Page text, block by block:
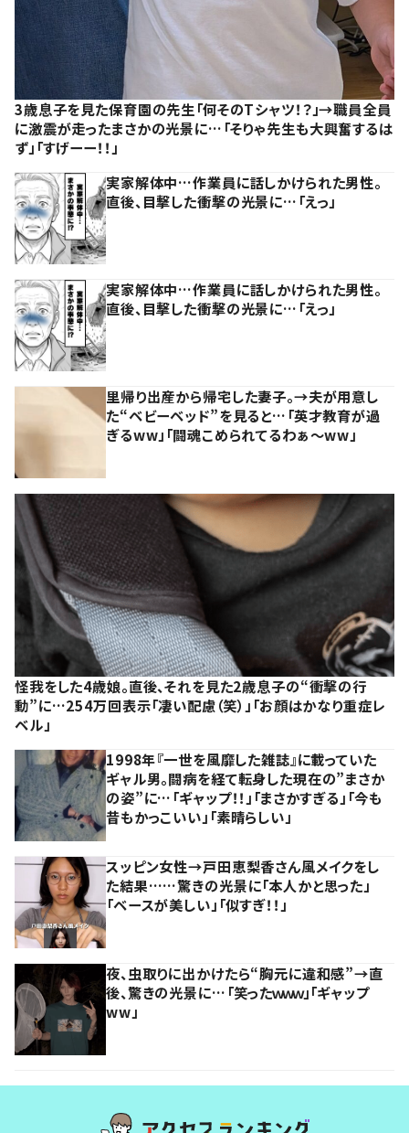
3歳息子を見た保育園の先生「何そのTシャツ！？」→職員全員
に激震が走ったまさかの光景に…「そりゃ先生も大興奮するは
ず」「すげーー！！」
実家解体中…作業員に話しかけられた男性。
直後、目撃した衝撃の光景に…「えっ」
実家解体中…作業員に話しかけられた男性。
直後、目撃した衝撃の光景に…「えっ」
里帰り出産から帰宅した妻子。→夫が用意し
た“ベビーベッド”を見ると…「英才教育が過
ぎるww」「闘魂こめられてるわぁ～ww」
怪我をした4歳娘。直後、それを見た2歳息子の“衝撃の行
動”に…254万回表示「凄い配慮（笑）」「お顔はかなり重症レ
ベル」
1998年『一世を風靡した雑誌』に載っていた
ギャル男。闘病を経て転身した現在の”まさか
の姿”に…「ギャップ！！」「まさかすぎる」「今も
昔もかっこいい」「素晴らしい」
スッピン女性→戸田恵梨香さん風メイクをし
た結果……驚きの光景に「本人かと思った」
「ベースが美しい」「似すぎ！！」
夜、虫取りに出かけたら“胸元に違和感”→直
後、驚きの光景に…「笑ったｗｗｗ」「ギャップ
ww」